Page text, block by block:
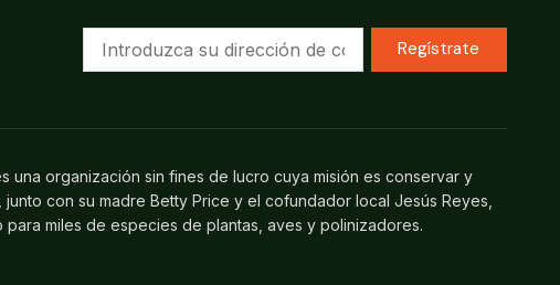
Regístrate
una organización sin fines de lucro cuya misión es conservar y
con su madre Betty Price y el cofundador local Jesús Reyes,
miles de especies de plantas, aves y polinizadores.